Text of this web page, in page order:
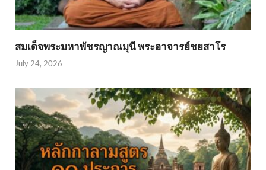
สมเด็จพระมหาพัชรญาณมุนี พระอาจารย์ชยสาโร
July 24, 2026